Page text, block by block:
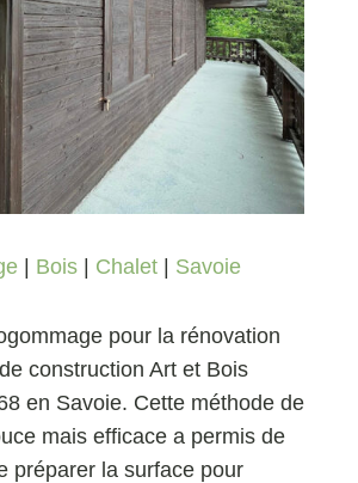
| Bois| Chalet| Savoie
pour la rénovation
construction Art et Bois
en Savoie. Cette méthode de
mais efficace a permis de
préparer la surface pour